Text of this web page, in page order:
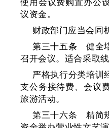
使用会议费购置办公
议资金。
财政部门应当会同
第三十五条 健全
召开会议。适合采取
严格执行分类培训
支公务接待费、会议
旅游活动。
第三十六条 精简